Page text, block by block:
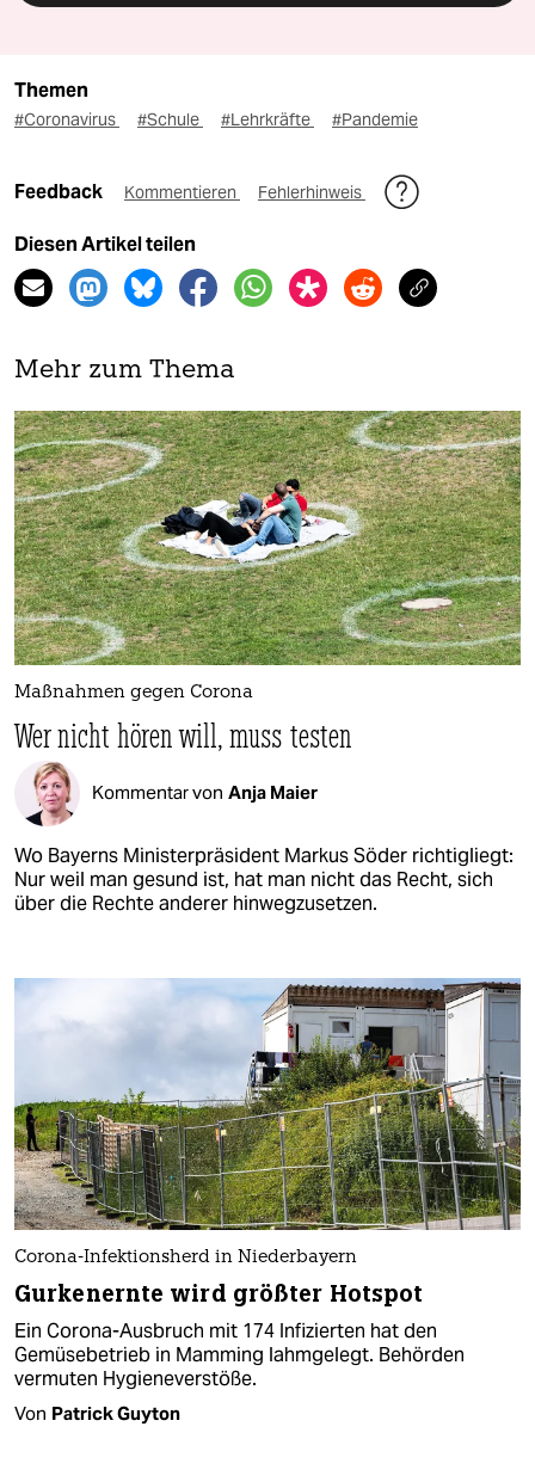
Themen
#Coronavirus #Schule #Lehrkräfte #Pandemie
Feedback Kommentieren Fehlerhinweis
Diesen Artikel teilen
Mehr zum Thema
Maßnahmen gegen Corona
Wer nicht hören will, muss testen
Kommentar von Anja Maier
Wo Bayerns Ministerpräsident Markus Söder richtigliegt:
Nur weil man gesund ist, hat man nicht das Recht, sich
über die Rechte anderer hinwegzusetzen.
Corona-Infektionsherd in Niederbayern
Gurkenernte wird größter Hotspot
Ein Corona-Ausbruch mit 174 Infizierten hat den
Gemüsebetrieb in Mamming lahmgelegt. Behörden
vermuten Hygieneverstöße.
Von Patrick Guyton